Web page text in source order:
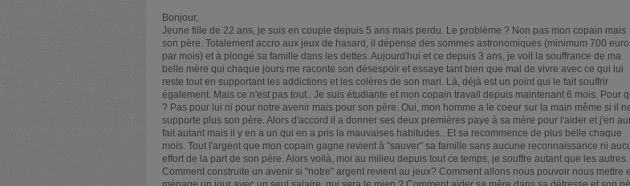
Bonjour,
Jeune fille de 22 ans, je suis en couple depuis 5 ans mais perdu. Le problème ? Non pas mon copain mais
son père. Totalement accro aux jeux de hasard, il dépense des sommes astronomiques (minimum 700
par mois) et à plongé sa famille dans les dettes. Aujourd'hui et ce depuis 3 ans, je voit la souffrance de ma
belle mère qui chaque jours me raconte son désespoir et essaye tant bien que mal de vivre avec ce qui lui
reste tout en supportant les addictions et les colères de son mari. Là, déjà est un point qui le fait souffrir
également. Mais ce n'est pas tout.. Je suis étudiante et mon copain travail depuis maintenant 6 mois. Pour
? Pas pour lui ni pour notre avenir mais pour son père. Oui, mon homme a le coeur sur la main même si il
supporte plus son père. Alors d'accord il a donner ses deux premières paye à sa mère pour l'aider et j'en
fait autant mais il y en a un qui en a pris la mauvaises habitudes.. Et sa recommence de plus belle chaque
mois. Tout l'argent que mon copain gagne revient à "sauver" sa famille sans aucune reconnaissance ni
effort de la part de son père. Alors voilà, moi au milieu depuis tout ce temps, je souffre autant que les autres.
Comment construite un avenir si "notre" argent revient au jeux? Comment allons nous pouvoir nous mettre